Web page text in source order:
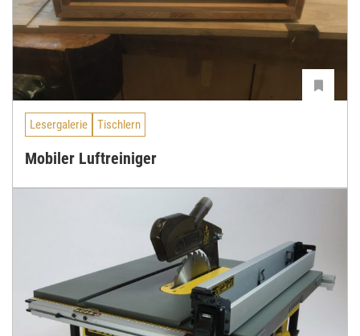
Lesergalerie Tischlern
Mobiler Luftreiniger